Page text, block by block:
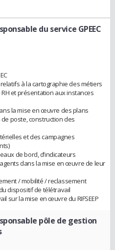
du service GPEEC
à la cartographie des métiers
et présentation aux instances
la mise en œuvre des plans
poste, construction des
et des campagnes
de bord, d’indicateurs
dans la mise en œuvre de leur
/ mobilité / reclassement
dispositif de télétravail
sur la mise en œuvre du RIFSEEP
pôle de gestion